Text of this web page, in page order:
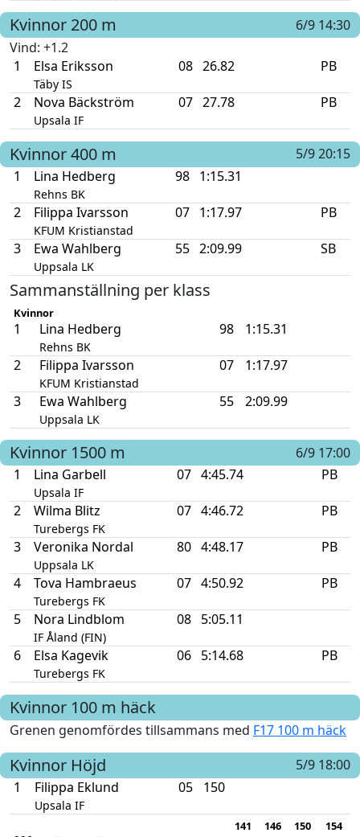
Kvinnor 200 m
6/9 14:30
Vind: +1.2
1
Elsa Eriksson
Täby IS
08 26.82 PB
2 Nova Bäckström
Upsala IF
07 27.78 PB
Kvinnor400 m
5/9 20:15
1
Lina Hedberg
Rehns BK
98 1:15.31
2 Filippa Ivarsson
KFUM Kristianstad
07 1:17.97 PB
3 Ewa Wahlberg
Uppsala LK
55 2:09.99 SB
Sammanställning per klass
Kvinnor
1 Lina Hedberg
Rehns BK
98 1:15.31
2 Filippa Ivarsson
KFUM Kristianstad
07 1:17.97
3 Ewa Wahlberg
Uppsala LK
55 2:09.99
Kvinnor 1500 m
6/9 17:00
1
Lina Garbell
Upsala IF
07 4:45.74 PB
2 Wilma Blitz
Turebergs FK
07 4:46.72 PB
3 Veronika Nordal
Uppsala LK
80 4:48.17 PB
4 Tova Hambraeus
Turebergs FK
07 4:50.92 PB
5 Nora Lindblom
IF Åland (FIN)
08 5:05.11
6 Elsa Kagevik
Turebergs FK
06 5:14.68 PB
Kvinnor 100 m häck
Grenen genomfördes tillsammans med F17 100 m häck
Kvinnor Höjd
5/9 18:00
1
Filippa Eklund
Upsala IF
05 150
141 146 150 154